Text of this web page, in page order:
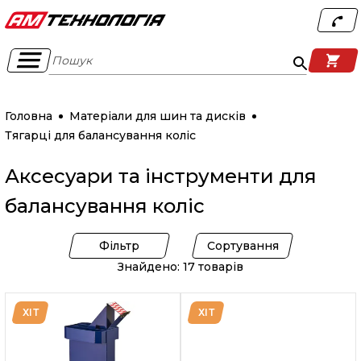
Пошук
Головна
Матеріали для шин та дисків
Тягарці для балансування коліс
Аксесуари та інструменти для
балансування коліс
Фільтр
Сортування
Знайдено: 17 товарів
ХІТ ХІТ